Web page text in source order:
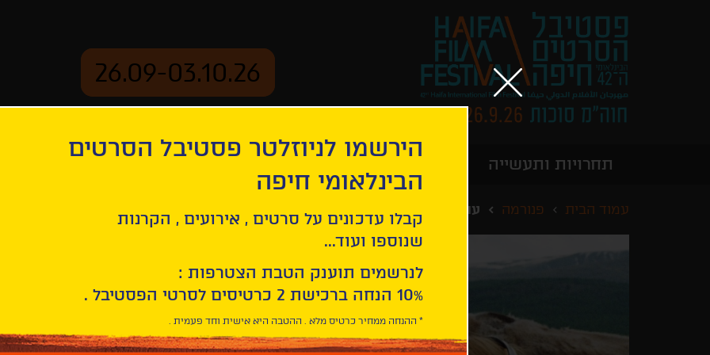
26.09-03.10.26
תחרויות ותעשייה
עמוד הבית פנורמה עולם גדול יותר
הירשמו לניוזלטר פסטיבל הסרטים
הבינלאומי חיפה
קבלו עדכונים על סרטים , אירועים , הקרנות
שנוספו ועוד...
לנרשמים תוענק הטבת הצטרפות :
10% הנחה ברכישת 2 כרטיסים לסרטי הפסטיבל .
* ההנחה ממחיר כרטיס מלא . ההטבה היא אישית וחד פעמית .